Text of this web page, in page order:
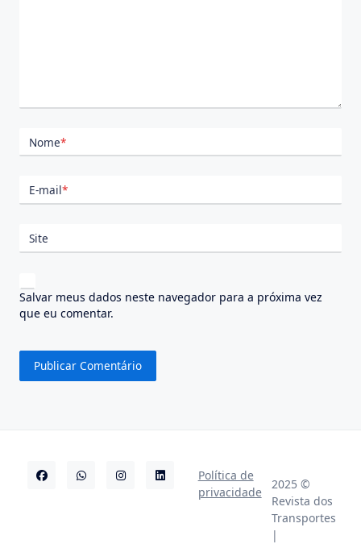
Nome*
E-mail*
Site
Salvar meus dados neste navegador para a próxima vez
que eu comentar.
Política de
privacidade
2025 ©
Revista dos
Transportes
|